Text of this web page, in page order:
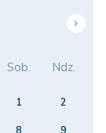
Sob. Ndz.
1
2